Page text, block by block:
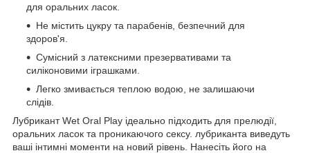
для оральних ласок.
Не містить цукру та парабенів, безпечний для
здоров'я.
Сумісний з латексними презервативами та
силіконовими іграшками.
Легко змивається теплою водою, не залишаючи
слідів.
Лубрикант Wet Oral Play ідеально підходить для прелюдії,
оральних ласок та проникаючого сексу. лубриканта виведуть
ваші інтимні моменти на новий рівень. Нанесіть його на